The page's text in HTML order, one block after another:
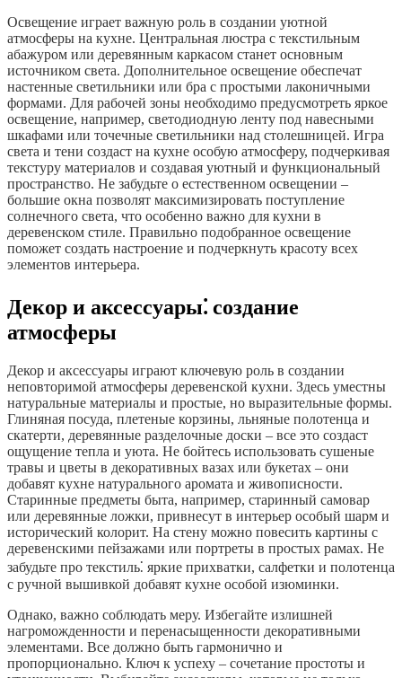
Освещение играет важную роль в создании уютной
атмосферы на кухне. Центральная люстра с текстильным
абажуром или деревянным каркасом станет основным
источником света. Дополнительное освещение обеспечат
настенные светильники или бра с простыми лаконичными
формами. Для рабочей зоны необходимо предусмотреть яркое
освещение, например, светодиодную ленту под навесными
шкафами или точечные светильники над столешницей. Игра
света и тени создаст на кухне особую атмосферу, подчеркивая
текстуру материалов и создавая уютный и функциональный
пространство. Не забудьте о естественном освещении –
большие окна позволят максимизировать поступление
солнечного света, что особенно важно для кухни в
деревенском стиле. Правильно подобранное освещение
поможет создать настроение и подчеркнуть красоту всех
элементов интерьера.
Декор и аксессуары⁚ создание
атмосферы
Декор и аксессуары играют ключевую роль в создании
неповторимой атмосферы деревенской кухни. Здесь уместны
натуральные материалы и простые, но выразительные формы.
Глиняная посуда, плетеные корзины, льняные полотенца и
скатерти, деревянные разделочные доски – все это создаст
ощущение тепла и уюта. Не бойтесь использовать сушеные
травы и цветы в декоративных вазах или букетах – они
добавят кухне натурального аромата и живописности.
Старинные предметы быта, например, старинный самовар
или деревянные ложки, привнесут в интерьер особый шарм и
исторический колорит. На стену можно повесить картины с
деревенскими пейзажами или портреты в простых рамах. Не
забудьте про текстиль⁚ яркие прихватки, салфетки и полотенца
с ручной вышивкой добавят кухне особой изюминки.
Однако, важно соблюдать меру. Избегайте излишней
нагроможденности и перенасыщенности декоративными
элементами. Все должно быть гармонично и
пропорционально. Ключ к успеху – сочетание простоты и